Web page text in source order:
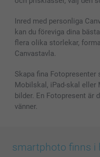
Inred med personliga
kan du föreviga dina
flera olika storlekar,
Canvastavla.
Skapa fina Fotopresenter
Mobilskal, iPad-skal eller
bilder. En Fotopresent är
vänner.
smartphoto finns i